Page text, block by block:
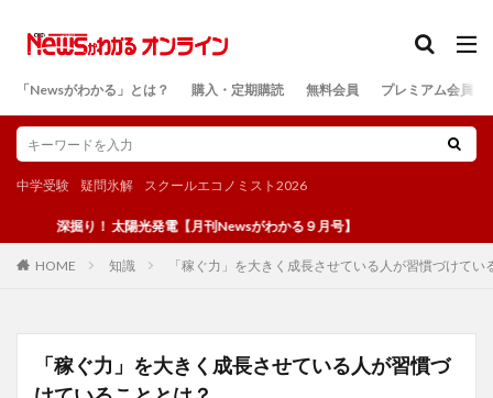
「Newsがわかる」とは？ 購入・定期購読 無料会員 プレミアム会員
中学受験 疑問氷解 スクールエコノミスト2026
深掘り！ 太陽光発電【月刊Newsがわかる９月号】
HOME 知識 「稼ぐ力」を大きく成長させている人が習慣づけてい
「稼ぐ力」を大きく成長させている人が習慣づ
検索